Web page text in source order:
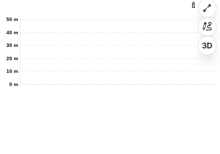
0 m
10 m
20 m
30 m
40 m
50 m
3D